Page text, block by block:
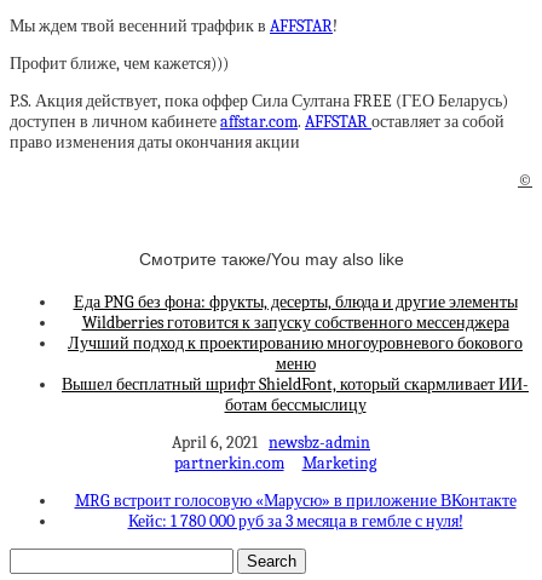
Мы ждем твой весенний траффик в AFFSTAR!
Профит ближе, чем кажется)))
P.S. Акция действует, пока оффер Сила Султана FREE (ГЕО Беларусь)
доступен в личном кабинетеaffstar.com. AFFSTARоставляет за собой
право изменения даты окончания акции
©
Смотрите также/You may also like
Еда PNG без фона: фрукты, десерты, блюда и другие элементы
Wildberries готовится к запуску собственного мессенджера
Лучший подход к проектированию многоуровневого бокового
меню
Вышел бесплатный шрифт ShieldFont, который скармливает ИИ-
ботам бессмыслицу
April 6, 2021 newsbz-admin
partnerkin.com
Marketing
MRG встроит голосовую «Марусю» в приложение ВКонтакте
Кейс: 1 780 000 руб за 3 месяца в гембле с нуля!